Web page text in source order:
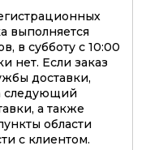
выполняется
в субботу с 10:00
нет. Если заказ
доставки,
следующий
а также
области
с клиентом.